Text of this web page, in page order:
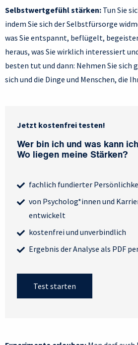
Selbstwertgefühl stärken: Tun Sie
indem Sie sich der Selbstfürsorge
was Sie entspannt, beflügelt,
heraus, was Sie wirklich interessiert
besten tut und dann: Nehmen Sie sich
sich und die Dinge und Menschen, die
Jetzt kostenfrei testen!
Wer bin ich und was kann
Wo liegen meine Stärken?
fachlich fundierter
von Psycholog*innen und
entwickelt
kostenfrei und unverbindlich
Ergebnis der Analyse als PDF
Test starten